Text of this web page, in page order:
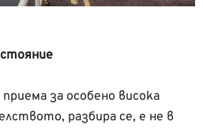
за особено висока
разбира се, е не в